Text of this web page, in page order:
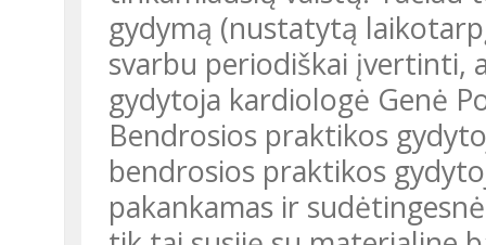
gydymą (nustatytą
svarbu periodiškai įvertinti,
gydytoja kardiologė Genė
Bendrosios praktikos
bendrosios praktikos
pakankamas ir